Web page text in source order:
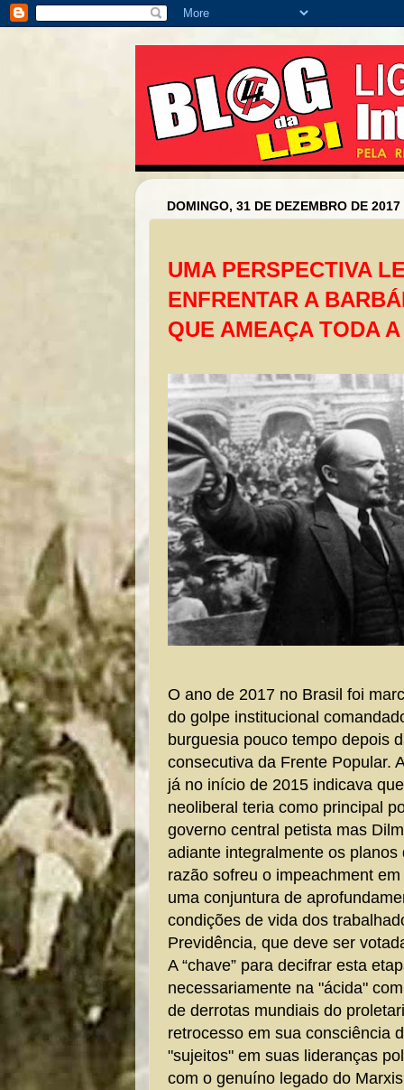
DOMINGO, 31 DE DEZEMBRO DE 2017
UMA PERSPECTIVA
ENFRENTAR A
QUE AMEAÇA TODA
O ano de 2017 no Brasil foi
do golpe institucional
burguesia pouco tempo depois
consecutiva da Frente Popular.
já no início de 2015 indicava
neoliberal teria como principal
governo central petista mas
adiante integralmente os
razão sofreu o impeachment
uma conjuntura de
condições de vida dos
Previdência, que deve ser
A “chave” para decifrar esta
necessariamente na "ácida"
de derrotas mundiais do
retrocesso em sua consciência
"sujeitos" em suas lideranças
com o genuíno legado do